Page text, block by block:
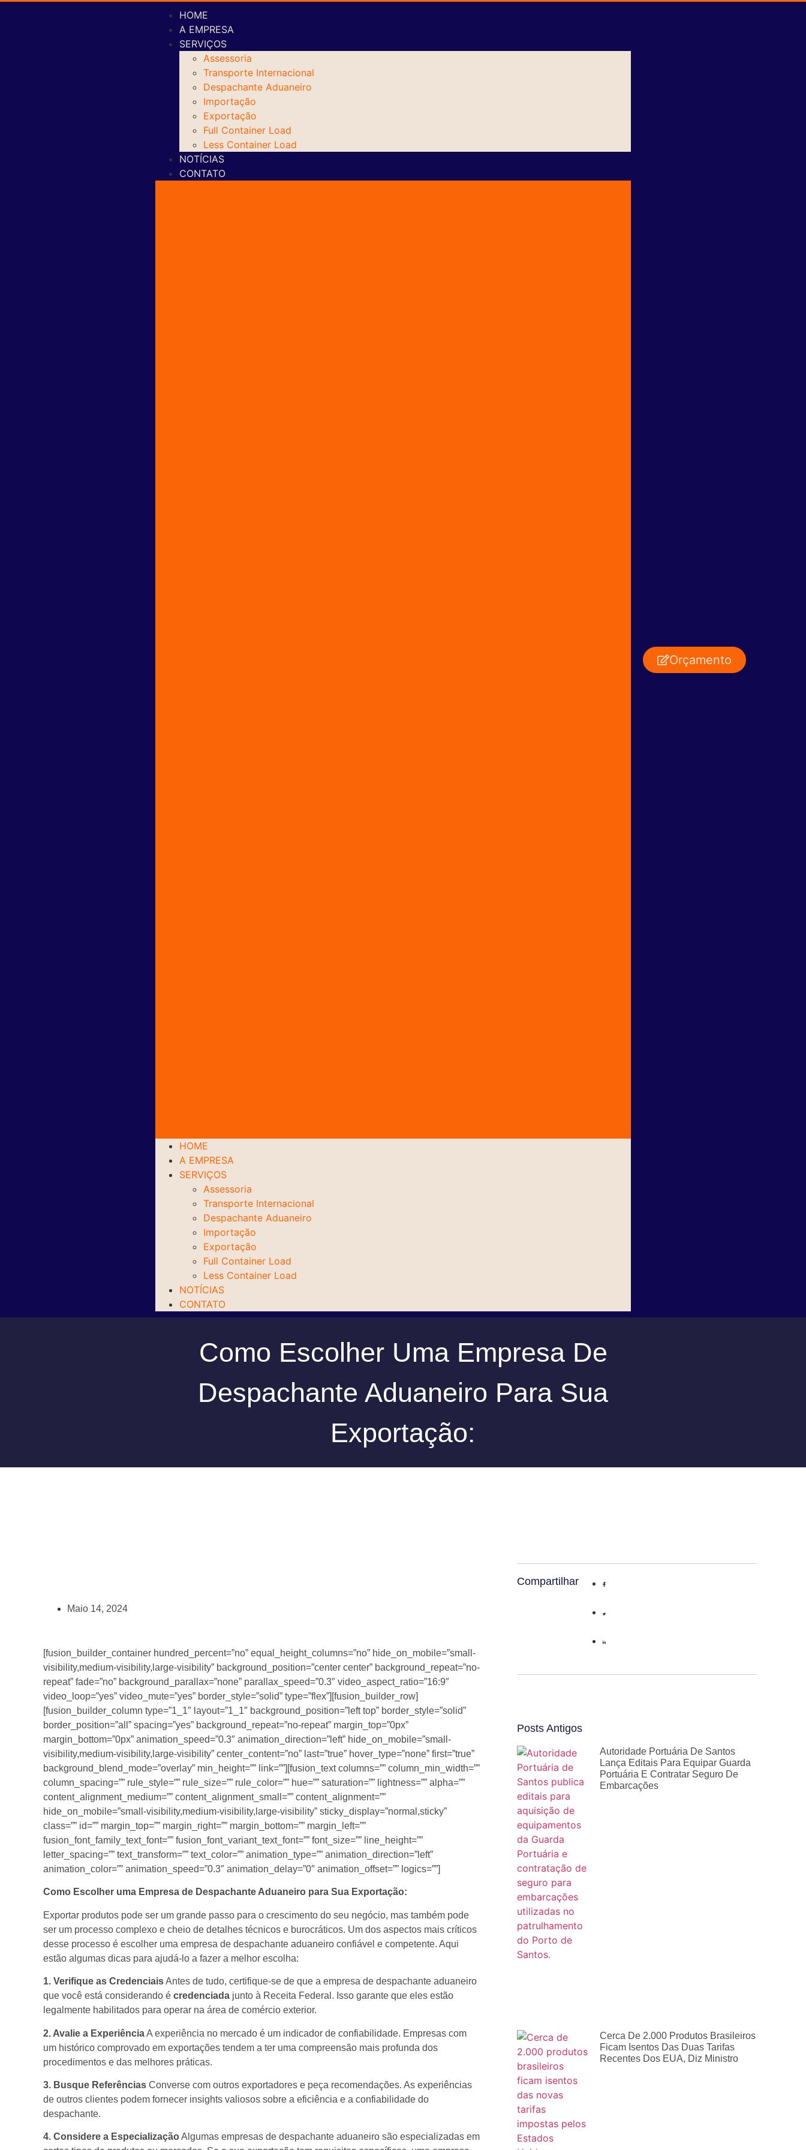
HOME
A EMPRESA
SERVIÇOS
Assessoria
Transporte Internacional
Despachante Aduaneiro
Importação
Exportação
Full Container Load
Less Container Load
NOTÍCIAS
CONTATO
HOME
A EMPRESA
SERVIÇOS
Assessoria
Transporte Internacional
Despachante Aduaneiro
Importação
Exportação
Full Container Load
Less Container Load
NOTÍCIAS
CONTATO
Orçamento
Como Escolher Uma Empresa De
Despachante Aduaneiro Para Sua
Exportação:
Maio 14, 2024
[fusion_builder_container hundred_percent=”no” equal_height_columns=”no” hide_on_mobile=”small-
visibility,medium-visibility,large-visibility” background_position=”center center” background_repeat=”no-
repeat” fade=”no” background_parallax=”none” parallax_speed=”0.3″ video_aspect_ratio=”16:9″
video_loop=”yes” video_mute=”yes” border_style=”solid” type=”flex”][fusion_builder_row]
[fusion_builder_column type=”1_1″ layout=”1_1″ background_position=”left top” border_style=”solid”
border_position=”all” spacing=”yes” background_repeat=”no-repeat” margin_top=”0px”
margin_bottom=”0px” animation_speed=”0.3″ animation_direction=”left” hide_on_mobile=”small-
visibility,medium-visibility,large-visibility” center_content=”no” last=”true” hover_type=”none” first=”true”
background_blend_mode=”overlay” min_height=”” link=””][fusion_text columns=”” column_min_width=””
column_spacing=”” rule_style=”” rule_size=”” rule_color=”” hue=”” saturation=”” lightness=”” alpha=””
content_alignment_medium=”” content_alignment_small=”” content_alignment=””
hide_on_mobile=”small-visibility,medium-visibility,large-visibility” sticky_display=”normal,sticky”
class=”” id=”” margin_top=”” margin_right=”” margin_bottom=”” margin_left=””
fusion_font_family_text_font=”” fusion_font_variant_text_font=”” font_size=”” line_height=””
letter_spacing=”” text_transform=”” text_color=”” animation_type=”” animation_direction=”left”
animation_color=”” animation_speed=”0.3″ animation_delay=”0″ animation_offset=”” logics=””]
Como Escolher uma Empresa de Despachante Aduaneiro para Sua Exportação:
Exportar produtos pode ser um grande passo para o crescimento do seu negócio, mas também pode
ser um processo complexo e cheio de detalhes técnicos e burocráticos. Um dos aspectos mais críticos
desse processo é escolher uma empresa de despachante aduaneiro confiável e competente. Aqui
estão algumas dicas para ajudá-lo a fazer a melhor escolha:
1. Verifique as CredenciaisAntes de tudo, certifique-se de que a empresa de despachante aduaneiro
que você está considerando é credenciada junto à Receita Federal. Isso garante que eles estão
legalmente habilitados para operar na área de comércio exterior.
2. Avalie a ExperiênciaA experiência no mercado é um indicador de confiabilidade. Empresas com
um histórico comprovado em exportações tendem a ter uma compreensão mais profunda dos
procedimentos e das melhores práticas.
3. Busque Referências Converse com outros exportadores e peça recomendações. As experiências
de outros clientes podem fornecer insights valiosos sobre a eficiência e a confiabilidade do
despachante.
4. Considere a EspecializaçãoAlgumas empresas de despachante aduaneiro são especializadas em
Compartilhar
Posts Antigos
Autoridade Portuária De Santos
Lança Editais Para Equipar Guarda
Portuária E Contratar Seguro De
Embarcações
Cerca De 2.000 Produtos Brasileiros
Ficam Isentos Das Duas Tarifas
Recentes Dos EUA, Diz Ministro